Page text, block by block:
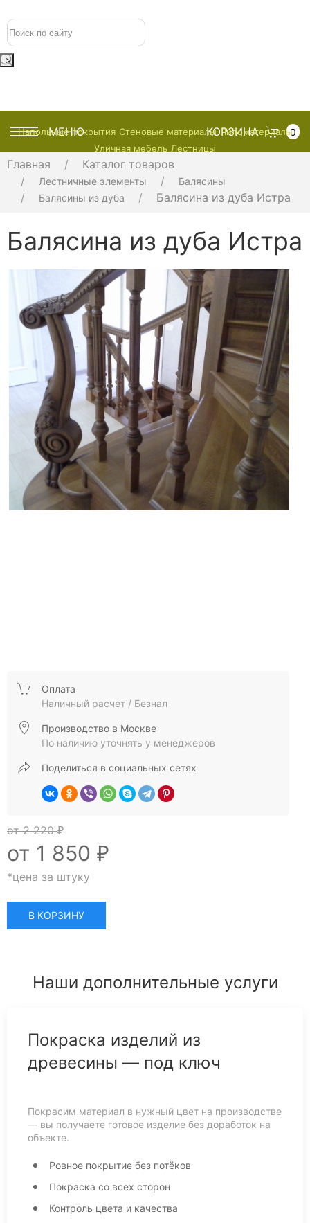
>
МЕНЮ КОРЗИНА 0
Главная Каталог товаров
Лестничные элементы
Балясины
Балясины из дуба
Балясина из дуба Истра
Балясина из дуба Истра
Оплата
Наличный расчет / Безнал
Производство в Москве
По наличию уточнять у менеджеров
Поделиться в социальных сетях
от 2 220₽
от 1 850 ₽
*цена за штуку
В КОРЗИНУ
Наши дополнительные услуги
Покраска изделий из
древесины — под ключ
Покрасим материал в нужный цвет на производстве
— вы получаете готовое изделие без доработок на
объекте.
Ровное покрытие без потёков
Покраска со всех сторон
Контроль цвета и качества
Напольные покрытия Стеновые материалы Пиломатериалы
Уличная мебель Лестницы